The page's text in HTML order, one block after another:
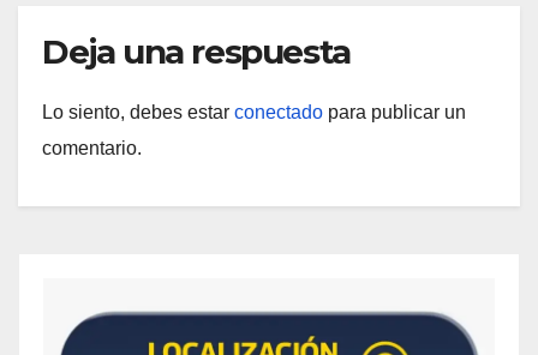
Deja una respuesta
Lo siento, debes estar conectado para publicar un
comentario.